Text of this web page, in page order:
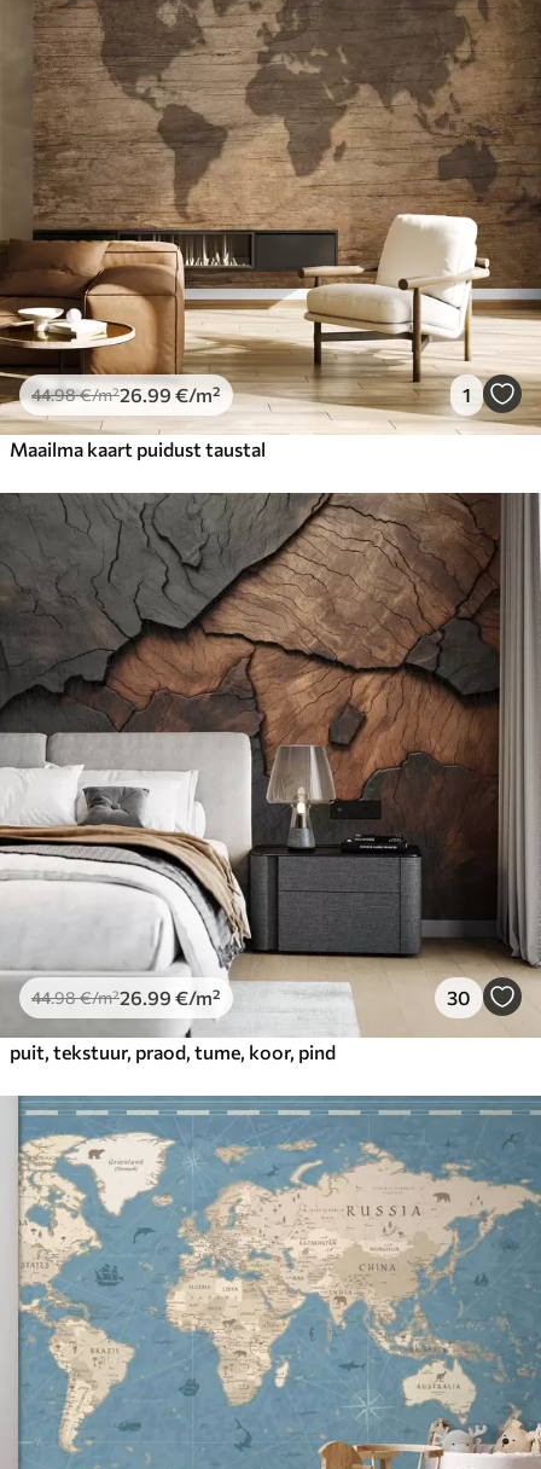
44.98€/m²26.99 €/m² 1
Maailma kaart puidust taustal
44.98€/m²26.99 €/m² 30
puit, tekstuur, praod, tume, koor, pind